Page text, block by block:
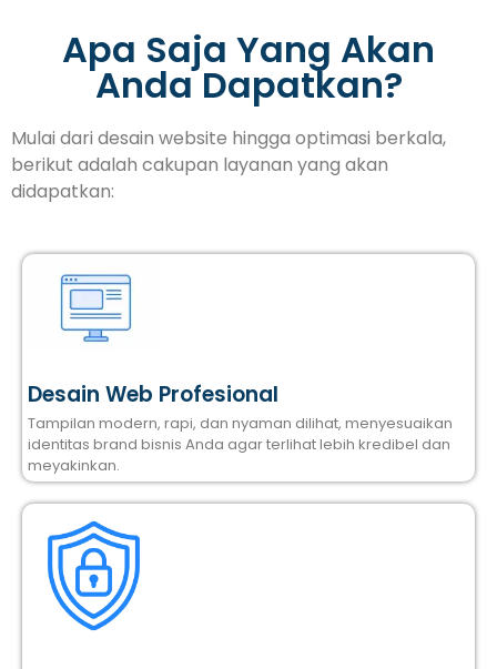
Apa Saja Yang Akan
Anda Dapatkan?
Mulai dari desain website hingga optimasi berkala,
berikut adalah cakupan layanan yang akan
didapatkan:
Desain Web Profesional
Tampilan modern, rapi, dan nyaman dilihat, menyesuaikan
identitas brand bisnis Anda agar terlihat lebih kredibel dan
meyakinkan.